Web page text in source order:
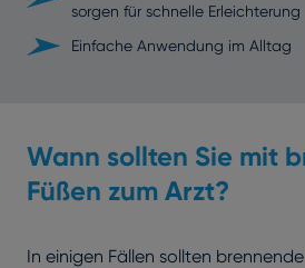
sorgen für schnelle Erleichterung
Einfache Anwendung im Alltag
Wann sollten Sie mit
Füßen zum Arzt?
In einigen Fällen sollten